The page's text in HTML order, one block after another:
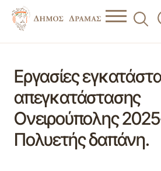
Εργασίες
απεγκατάστασης
Ονειρούπολης
Πολυετής δαπάνη.